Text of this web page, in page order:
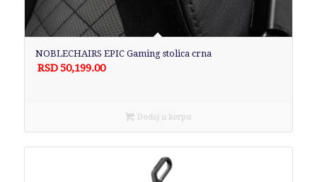
NOBLECHAIRS EPIC Gaming stolica crna
RSD50,199.00
Dodaj u korpu